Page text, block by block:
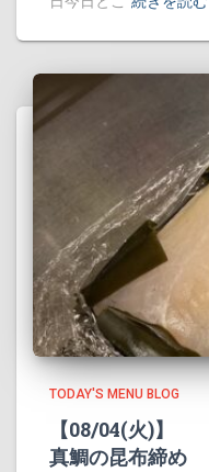
TODAY'S MENU BLOG
【08/04(火)】
真鯛の昆布締め